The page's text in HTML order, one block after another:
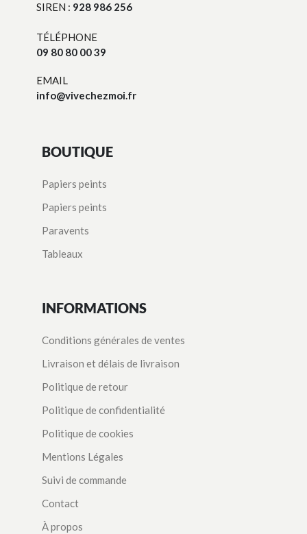
SIREN : 928 986 256
TÉLÉPHONE
09 80 80 00 39
EMAIL
info@vivechezmoi.fr
BOUTIQUE
Papiers peints
Papiers peints
Paravents
Tableaux
INFORMATIONS
Conditions générales de ventes
Livraison et délais de livraison
Politique de retour
Politique de confidentialité
Politique de cookies
Mentions Légales
Suivi de commande
Contact
À propos